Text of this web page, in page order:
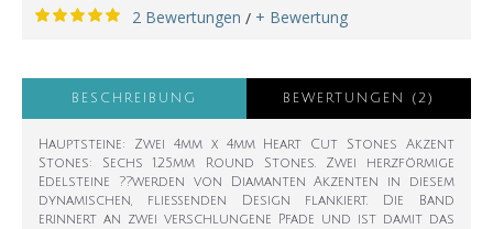
2 Bewertungen / + Bewertung
BESCHREIBUNG BEWERTUNGEN (2)
Hauptsteine: Zwei 4mm x 4mm Heart Cut Stones Akzent
Stones: Sechs 1.25mm Round Stones. Zwei herzförmige
Edelsteine ??werden von Diamanten Akzenten in diesem
dynamischen, fließenden Design flankiert. Die Band
erinnert an zwei verschlungene Pfade und ist damit das